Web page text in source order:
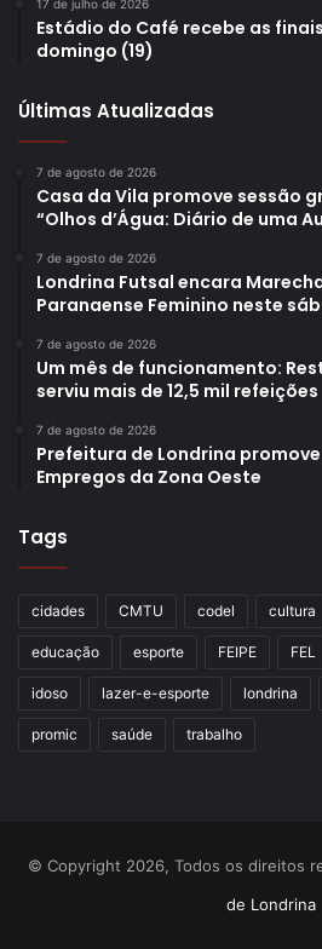
17 de julho de 2026
Estádio do Café recebe as
domingo (19)
Últimas Atualizadas
7 de agosto de 2026
Casa da Vila promove sessão
“Olhos d’Água: Diário de uma
7 de agosto de 2026
Londrina Futsal encara
Paranaense Feminino neste
7 de agosto de 2026
Um mês de funcionamento:
serviu mais de 12,5 mil refeições
7 de agosto de 2026
Prefeitura de Londrina promove
Empregos da Zona Oeste
Tags
cidades CMTU codel cultura
educação esporte FEIPE FEL
idoso lazer-e-esporte londrina
promic saúde trabalho
© Copyright 2026, Todos os direitos
de Londrina